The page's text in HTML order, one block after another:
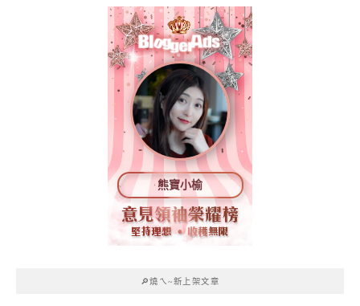
熊寶小榆
🔎燒ㄟ~新上架文章